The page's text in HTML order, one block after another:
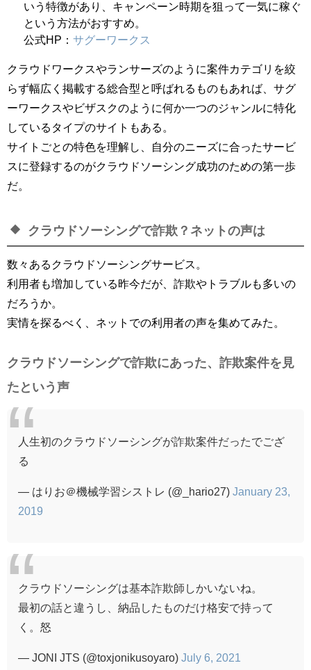
いう特徴があり、キャンペーン時期を狙って一気に稼ぐ
という方法がおすすめ。
公式HP： サグーワークス
クラウドワークスやランサーズのように案件カテゴリを絞
らず幅広く掲載する総合型と呼ばれるものもあれば、サグ
ーワークスやビザスクのように何か一つのジャンルに特化
しているタイプのサイトもある。
サイトごとの特色を理解し、自分のニーズに合ったサービ
スに登録するのがクラウドソーシング成功のための第一歩
だ。
クラウドソーシングで詐欺？ネットの声は
数々あるクラウドソーシングサービス。
利用者も増加している昨今だが、詐欺やトラブルも多いの
だろうか。
実情を探るべく、ネットでの利用者の声を集めてみた。
クラウドソーシングで詐欺にあった、詐欺案件を見
たという声
人生初のクラウドソーシングが詐欺案件だったでござ
る
— はりお＠機械学習シストレ (@_hario27) January 23,
2019
クラウドソーシングは基本詐欺師しかいないね。
最初の話と違うし、納品したものだけ格安で持って
く。怒
— JONI JTS (@toxjonikusoyaro) July 6, 2021